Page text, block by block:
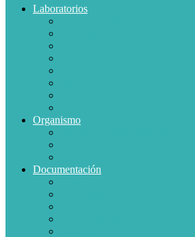
Laboratorios
Organismo
Documentación